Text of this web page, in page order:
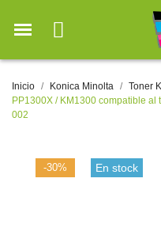
Inicio Konica Minolta Toner
PP1300X / KM1300 compatible
002
-30% En stock